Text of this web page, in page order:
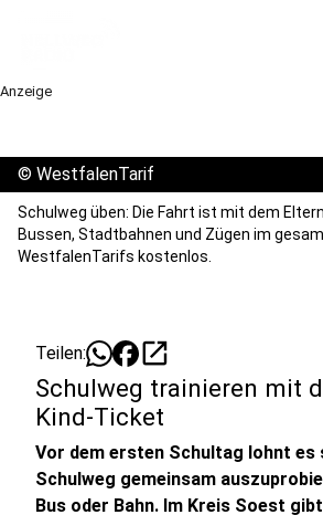
Anzeige
© WestfalenTarif
Schulweg üben: Die Fahrt ist mit dem
Bussen, Stadtbahnen und Zügen im
WestfalenTarifs kostenlos.
Teilen: open_in_new
Schulweg trainieren mit
Kind-Ticket
Vor dem ersten Schultag lohnt es
Schulweg gemeinsam
Bus oder Bahn. Im Kreis Soest